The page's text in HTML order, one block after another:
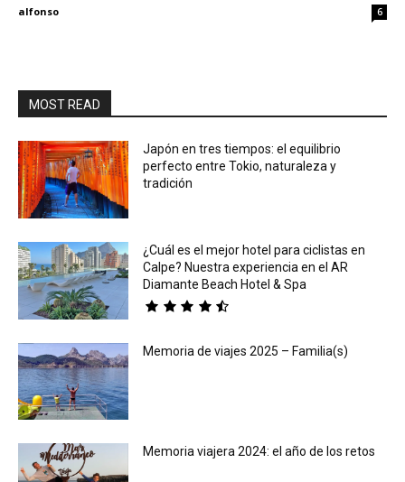
alfonso 6
MOST READ
Japón en tres tiempos: el equilibrio
perfecto entre Tokio, naturaleza y
tradición
¿Cuál es el mejor hotel para ciclistas en
Calpe? Nuestra experiencia en el AR
Diamante Beach Hotel & Spa
Memoria de viajes 2025 – Familia(s)
Memoria viajera 2024: el año de los retos